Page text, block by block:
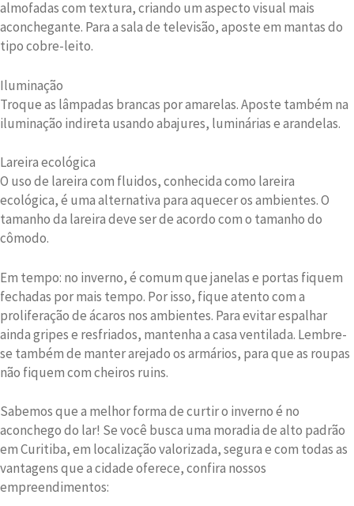
almofadas com textura, criando um aspecto visual mais
aconchegante. Para a sala de televisão, aposte em mantas do
tipo cobre-leito.
Iluminação
Troque as lâmpadas brancas por amarelas. Aposte também na
iluminação indireta usando abajures, luminárias e arandelas.
Lareira ecológica
O uso de lareira com fluidos, conhecida como lareira
ecológica, é uma alternativa para aquecer os ambientes. O
tamanho da lareira deve ser de acordo com o tamanho do
cômodo.
Em tempo: no inverno, é comum que janelas e portas fiquem
fechadas por mais tempo. Por isso, fique atento com a
proliferação de ácaros nos ambientes. Para evitar espalhar
ainda gripes e resfriados, mantenha a casa ventilada. Lembre-
se também de manter arejado os armários, para que as roupas
não fiquem com cheiros ruins.
Sabemos que a melhor forma de curtir o inverno é no
aconchego do lar! Se você busca uma moradia de alto padrão
em Curitiba, em localização valorizada, segura e com todas as
vantagens que a cidade oferece, confira nossos
empreendimentos: